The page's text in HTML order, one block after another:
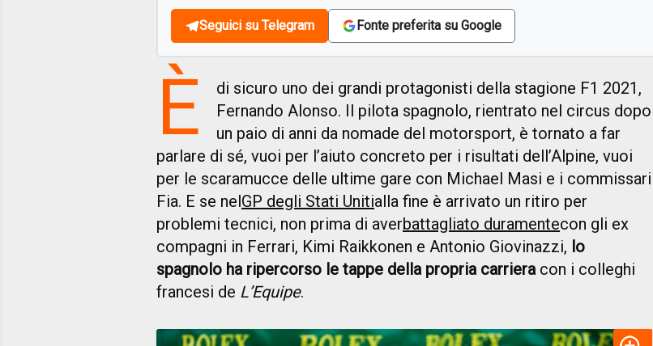
Seguici su Telegram Fonte preferita su Google
È
di sicuro uno dei grandi protagonisti della stagione F1 2021,
Fernando Alonso. Il pilota spagnolo, rientrato nel circus dopo
un paio di anni da nomade del motorsport, è tornato a far
parlare di sé, vuoi per l’aiuto concreto per i risultati dell’Alpine, vuoi
per le scaramucce delle ultime gare con Michael Masi e i commissari
Fia. E se nelGP degli Stati Unitialla fine è arrivato un ritiro per
problemi tecnici, non prima di averbattagliato duramentecon gli ex
compagni in Ferrari, Kimi Raikkonen e Antonio Giovinazzi, lo
spagnolo ha ripercorso le tappe della propria carrieracon i colleghi
francesi de L’Equipe.